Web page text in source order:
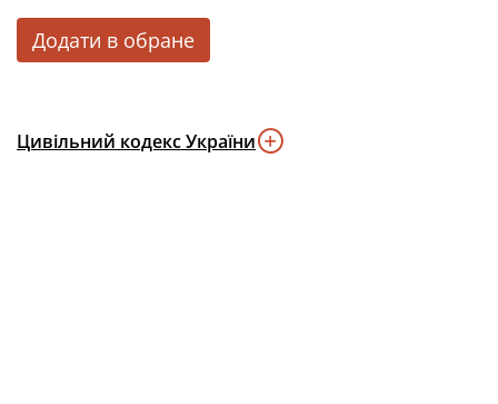
Додати в обране
Цивільний кодекс України